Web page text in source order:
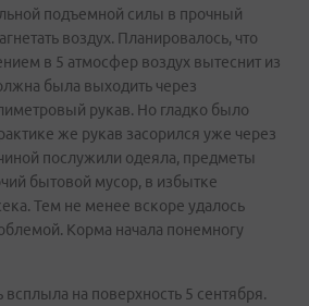
подъемной силы в прочный
воздух. Планировалось, что
в 5 атмосфер воздух вытеснит из
была выходить через
рукав. Но гладко было
же рукав засорился уже через
послужили одеяла, предметы
бытовой мусор, в избытке
Тем не менее вскоре удалось
Корма начала понемногу
на поверхность 5 сентября.